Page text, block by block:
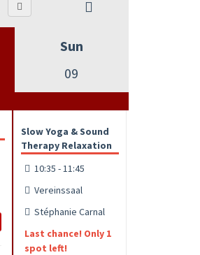
Sun
09
Slow Yoga & Sound
Therapy Relaxation
10:35 - 11:45
Vereinssaal
Stéphanie Carnal
Last chance! Only 1
spot left!